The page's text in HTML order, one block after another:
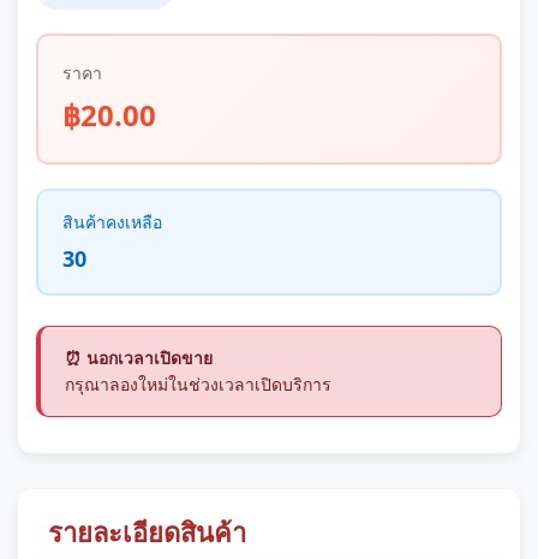
ราคา
฿20.00
สินค้าคงเหลือ
30
⏰ นอกเวลาเปิดขาย
กรุณาลองใหม่ในช่วงเวลาเปิดบริการ
รายละเอียดสินค้า